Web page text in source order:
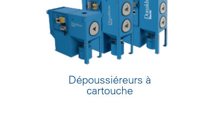
Dépoussiéreurs à
cartouche